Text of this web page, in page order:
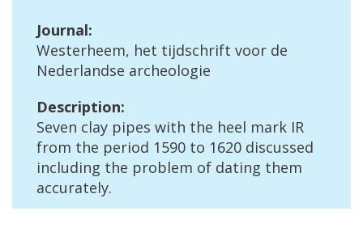
Journal:
Westerheem, het tijdschrift voor de
Nederlandse archeologie
Description:
Seven clay pipes with the heel mark IR
from the period 1590 to 1620 discussed
including the problem of dating them
accurately.